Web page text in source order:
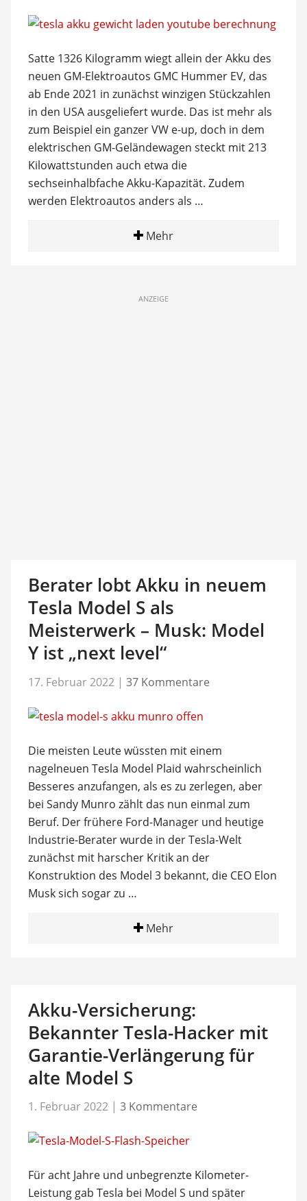
Satte 1326 Kilogramm wiegt allein der Akku des
neuen GM-Elektroautos GMC Hummer EV, das
ab Ende 2021 in zunächst winzigen Stückzahlen
in den USA ausgeliefert wurde. Das ist mehr als
zum Beispiel ein ganzer VW e-up, doch in dem
elektrischen GM-Geländewagen steckt mit 213
Kilowattstunden auch etwa die
sechseinhalbfache Akku-Kapazität. Zudem
werden Elektroautos anders als …
Mehr
ANZEIGE
Berater lobt Akku in neuem
Tesla Model S als
Meisterwerk – Musk: Model
Y ist „next level“
17. Februar 2022 | 37 Kommentare
Die meisten Leute wüssten mit einem
nagelneuen Tesla Model Plaid wahrscheinlich
Besseres anzufangen, als es zu zerlegen, aber
bei Sandy Munro zählt das nun einmal zum
Beruf. Der frühere Ford-Manager und heutige
Industrie-Berater wurde in der Tesla-Welt
zunächst mit harscher Kritik an der
Konstruktion des Model 3 bekannt, die CEO Elon
Musk sich sogar zu …
Mehr
Akku-Versicherung:
Bekannter Tesla-Hacker mit
Garantie-Verlängerung für
alte Model S
1. Februar 2022 | 3 Kommentare
Für acht Jahre und unbegrenzte Kilometer-
Leistung gab Tesla bei Model S und später